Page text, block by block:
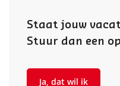
Staat jouw
Stuur dan een
Ja, dat wil ik